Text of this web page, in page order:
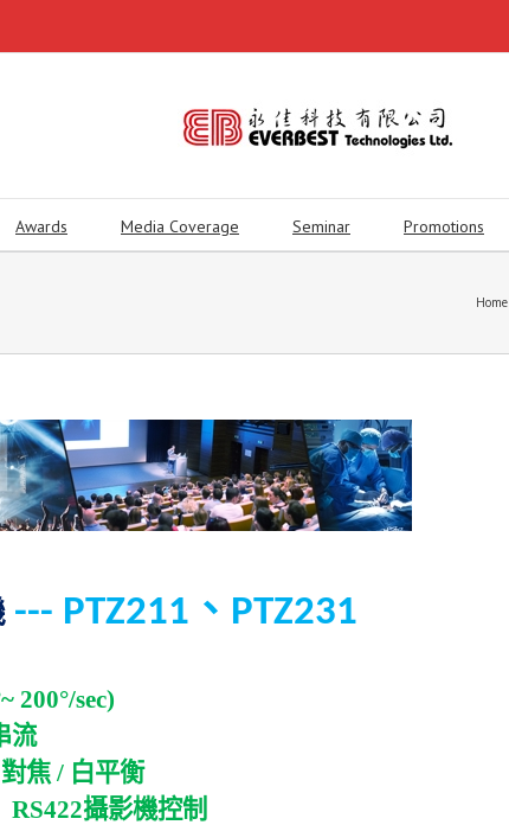
Awards Media Coverage Seminar Promotions
Home
--- PTZ211 、 PTZ231
200°/sec)
流
對焦/ 白平衡
RS422攝影機控制